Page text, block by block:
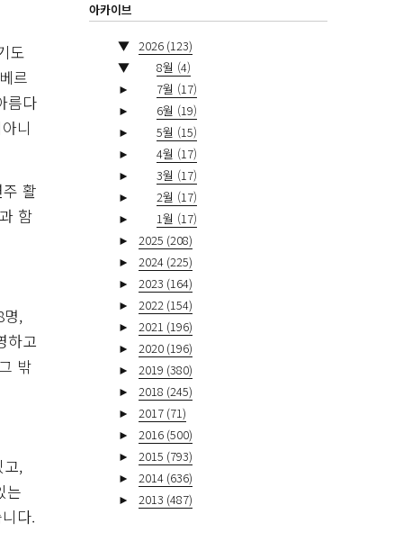
도
르
름다
니
활
함
,
하고
밖
,
는
다.
아카이브
▼ 2026 (123)
▼
8월 (4)
►
7월 (17)
►
6월 (19)
►
5월 (15)
►
4월 (17)
►
3월 (17)
►
2월 (17)
►
1월 (17)
►
2025 (208)
►
2024 (225)
►
2023 (164)
►
2022 (154)
►
2021 (196)
►
2020 (196)
►
2019 (380)
►
2018 (245)
►
2017 (71)
►
2016 (500)
►
2015 (793)
►
2014 (636)
►
2013 (487)